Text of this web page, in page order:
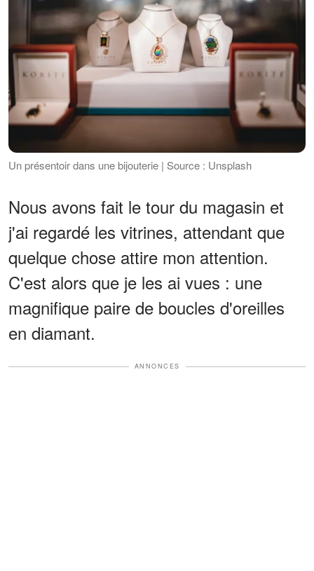
Un présentoir dans une bijouterie | Source : Unsplash
Nous avons fait le tour du magasin et
j'ai regardé les vitrines, attendant que
quelque chose attire mon attention.
C'est alors que je les ai vues : une
magnifique paire de boucles d'oreilles
en diamant.
ANNONCES